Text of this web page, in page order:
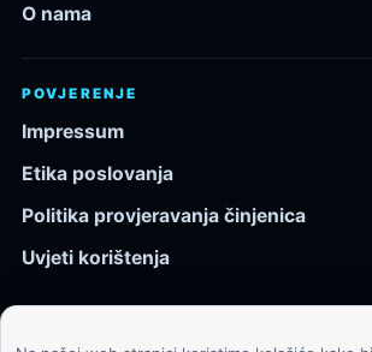
O nama
POVJERENJE
Impressum
Etika poslovanja
Politika provjeravanja činjenica
Uvjeti korištenja